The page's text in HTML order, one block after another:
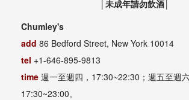
│未成年請勿飲酒│
Chumley's
add 86 Bedford Street, New York 10014
tel +1-646-895-9813
time 週一至週四，17:30~22:30；週五至週六
17:30~23:00。